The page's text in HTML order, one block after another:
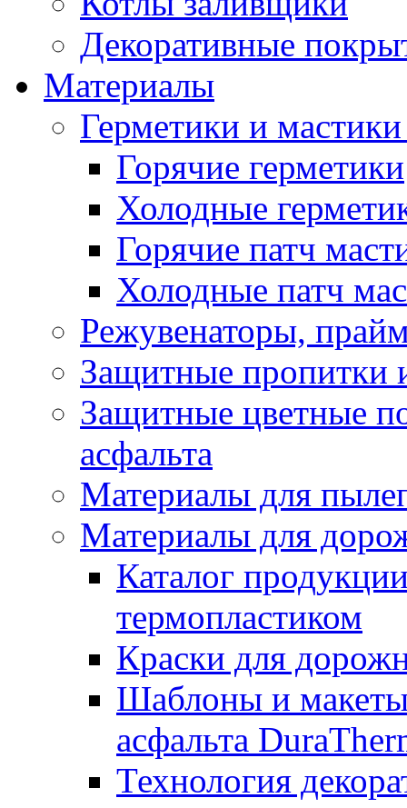
Декоративные
Материалы
Герметики и
Горячие герметики
Холодные
Горячие патч
Холодные патч
Режувенаторы,
Защитные пропитки
Защитные цветные
асфальта
Материалы для
Материалы для
Каталог
термопластиком
Краски для
Шаблоны и макеты
асфальта
Технология